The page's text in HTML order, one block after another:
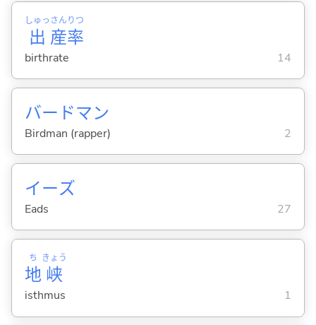
出
しゅっ
産
さん
率
りつ
birthrate 14
バードマン
Birdman (rapper) 2
イーズ
Eads 27
地
ち
峡
きょう
isthmus 1